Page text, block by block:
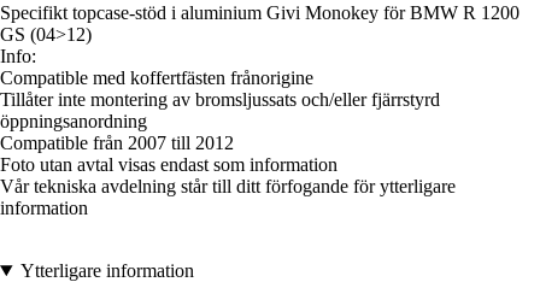
Specifikt topcase-stöd i aluminium Givi Monokey för BMW R 1200
GS (04>12)
Info:
Compatible med koffertfästen frånorigine
Tillåter inte montering av bromsljussats och/eller fjärrstyrd
öppningsanordning
Compatible från 2007 till 2012
Foto utan avtal visas endast som information
Vår tekniska avdelning står till ditt förfogande för ytterligare
information
Ytterligare information